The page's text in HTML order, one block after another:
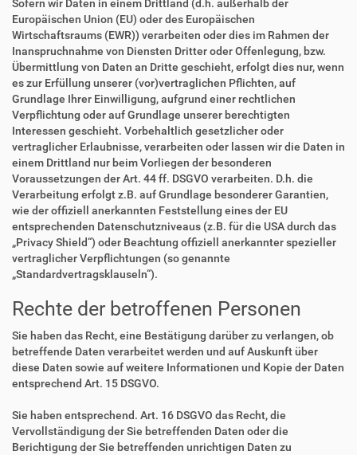
Sofern wir Daten in einem Drittland (d.h. außerhalb der
Europäischen Union (EU) oder des Europäischen
Wirtschaftsraums (EWR)) verarbeiten oder dies im Rahmen der
Inanspruchnahme von Diensten Dritter oder Offenlegung, bzw.
Übermittlung von Daten an Dritte geschieht, erfolgt dies nur, wenn
es zur Erfüllung unserer (vor)vertraglichen Pflichten, auf
Grundlage Ihrer Einwilligung, aufgrund einer rechtlichen
Verpflichtung oder auf Grundlage unserer berechtigten
Interessen geschieht. Vorbehaltlich gesetzlicher oder
vertraglicher Erlaubnisse, verarbeiten oder lassen wir die Daten in
einem Drittland nur beim Vorliegen der besonderen
Voraussetzungen der Art. 44 ff. DSGVO verarbeiten. D.h. die
Verarbeitung erfolgt z.B. auf Grundlage besonderer Garantien,
wie der offiziell anerkannten Feststellung eines der EU
entsprechenden Datenschutzniveaus (z.B. für die USA durch das
„Privacy Shield“) oder Beachtung offiziell anerkannter spezieller
vertraglicher Verpflichtungen (so genannte
„Standardvertragsklauseln“).
Rechte der betroffenen Personen
Sie haben das Recht, eine Bestätigung darüber zu verlangen, ob
betreffende Daten verarbeitet werden und auf Auskunft über
diese Daten sowie auf weitere Informationen und Kopie der Daten
entsprechend Art. 15 DSGVO.
Sie haben entsprechend. Art. 16 DSGVO das Recht, die
Vervollständigung der Sie betreffenden Daten oder die
Berichtigung der Sie betreffenden unrichtigen Daten zu